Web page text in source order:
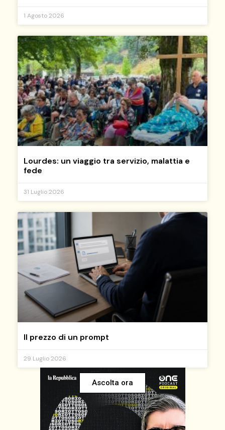
1 Agosto 2026
Lourdes: un viaggio tra servizio, malattia e
fede
31 Luglio 2026
Il prezzo di un prompt
29 Luglio 2026
Ascolta ora